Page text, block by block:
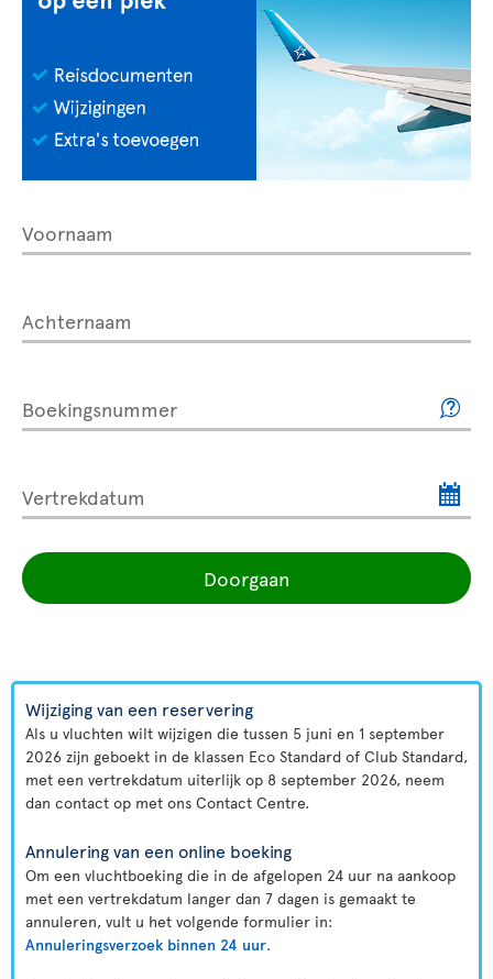
Voornaam
Achternaam
Boekingsnummer
Vertrekdatum
Doorgaan
Wijziging van een reservering
Als u vluchten wilt wijzigen die tussen 5 juni en 1 september
2026 zijn geboekt in de klassen Eco Standard of Club Standard,
met een vertrekdatum uiterlijk op 8 september 2026, neem
dan contact op met ons Contact Centre.
Annulering van een online boeking
Om een vluchtboeking die in de afgelopen 24 uur na aankoop
met een vertrekdatum langer dan 7 dagen is gemaakt te
annuleren, vult u het volgende formulier in:
Annuleringsverzoek binnen 24 uur.